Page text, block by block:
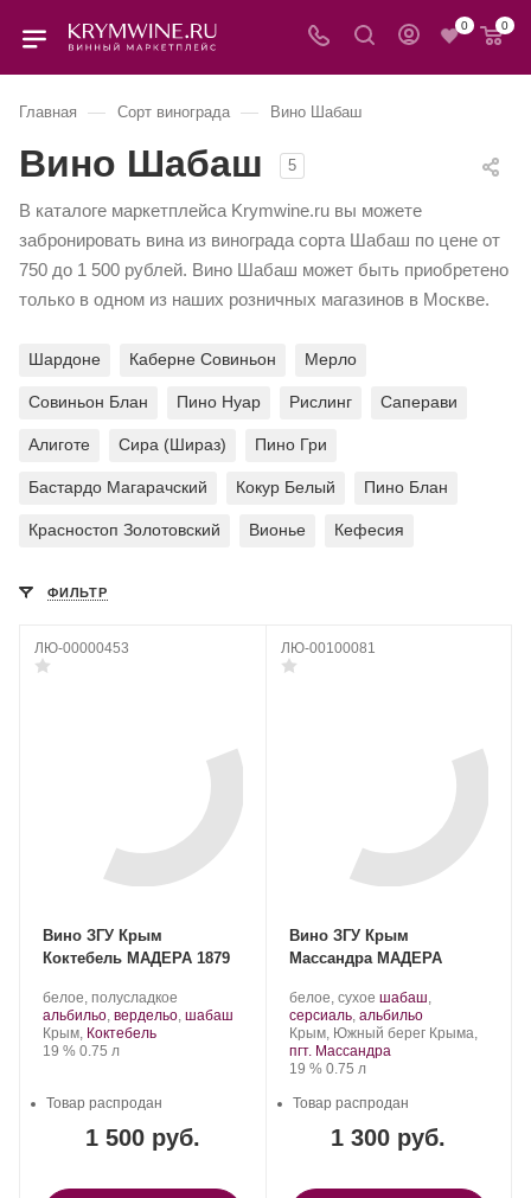
0 0
Главная — Сорт винограда — Вино Шабаш
Вино Шабаш 5
В каталоге маркетплейса Krymwine.ru вы можете
забронировать вина из винограда сорта Шабаш по цене от
750 до 1 500 рублей. Вино Шабаш может быть приобретено
только в одном из наших розничных магазинов в Москве.
Шардоне Каберне Совиньон Мерло
Совиньон Блан Пино Нуар Рислинг Саперави
Алиготе Сира (Шираз) Пино Гри
Бастардо Магарачский Кокур Белый Пино Блан
Красностоп Золотовский Вионье Кефесия
ФИЛЬТР
ЛЮ-00000453
Вино ЗГУ Крым
Коктебель МАДЕРА 1879
Производитель:
Завод
марочных
вин
белое, полусладкое
Сорт
альбильо, вердельо, шабаш
Регион:
Крым, Коктебель
Крепость
19 %. Объем
0.75 л
1 500 руб.
Товар распродан
ЛЮ-00100081
Вино ЗГУ Крым
Массандра МАДЕРА
Производитель:
Массандра.
белое, сухое .
Сорт
винограда:
шабаш,
серсиаль, альбильо.
Регион:
Крым, Южный берег Крыма,
пгт. Массандра
Крепость
19 %. Объем
0.75 л
1 300 руб.
Товар распродан